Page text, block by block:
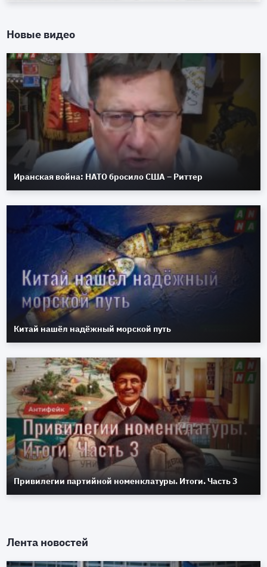
Новые видео
Иранская война: НАТО бросило США – Риттер
Китай нашёл надёжный морской путь
Привилегии партийной номенклатуры. Итоги. Часть 3
Лента новостей